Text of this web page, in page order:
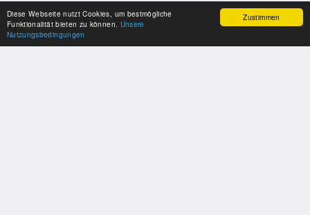
Zustimmen
Diese Webseite nutzt Cookies, um bestmögliche
Funktionalität bieten zu können. Unsere
Nutzungsbedingungen